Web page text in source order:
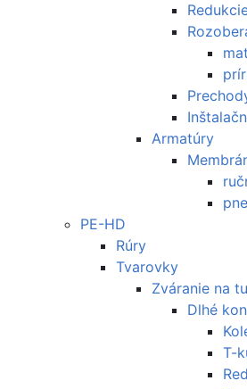
Armatúry
PE-HD
Rúry
Tvarovky
Zváranie na
Dlhé
T-